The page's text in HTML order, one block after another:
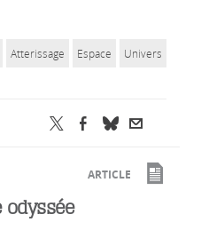
Atterissage Espace Univers
ARTICLE
odyssée